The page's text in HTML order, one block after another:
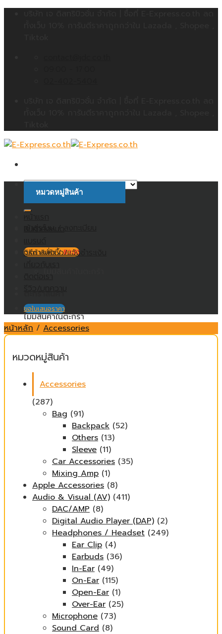
ค้นหา:
ตะกร้าสินค้า /฿0.00
ไม่มีสินค้าในตะกร้า
หมวดหมู่สินค้า
วิธีการสั่งซื้อ/แจ้งชำระเงิน
ติดต่อเรา
ขอใบเสนอราคา
หน้าหลัก / Accessories
หมวดหมู่สินค้า
Accessories
(287)
Bag (91)
Backpack (52)
Others (13)
Sleeve (11)
Car Accessories (35)
Mixing Amp (1)
Apple Accessories (8)
Audio & Visual (AV) (411)
DAC/AMP (8)
Digital Audio Player (DAP) (2)
Headphones / Headset (249)
Ear Clip (4)
Earbuds (36)
In-Ear (49)
On-Ear (115)
Open-Ear (1)
Over-Ear (25)
Microphone (73)
Sound Card (8)